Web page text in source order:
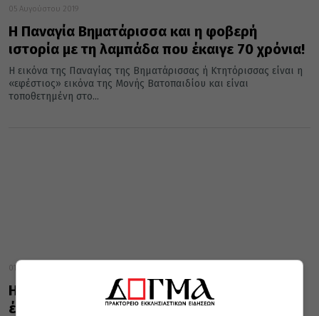
05 Αυγούστου 2019
Η Παναγία Βηματάρισσα και η φοβερή
ιστορία με τη λαμπάδα που έκαιγε 70 χρόνια!
Η εικόνα της Παναγίας της Βηματάρισσας ή Κτητόρισσας είναι η
«εφέστιος» εικόνα της Μονής Βατοπαιδίου και είναι
τοποθετημένη στο...
01 Μαΐου 2019
Η Παναγία Βηματάρισσα και η λαμπάδα που
έκαιγε 70 χρόνια!